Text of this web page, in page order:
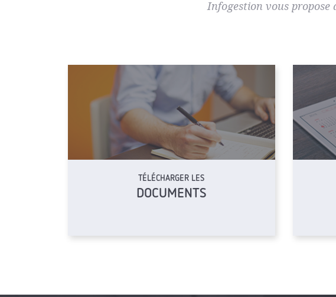
Infogestion vous propose
TÉLÉCHARGER LES
DOCUMENTS